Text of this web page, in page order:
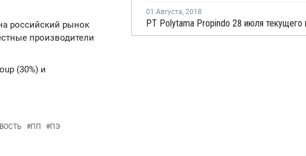
российский рынок
производители
(30%) и
#ПП #ПЭ
01 Августа, 2018